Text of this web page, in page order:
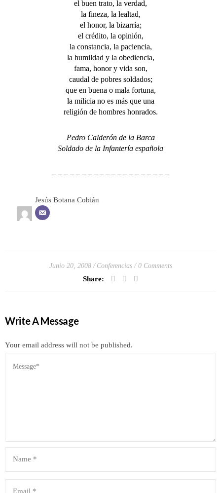
el buen trato, la verdad,
la fineza, la lealtad,
el honor, la bizarría;
el crédito, la opinión,
la constancia, la paciencia,
la humildad y la obediencia,
fama, honor y vida son,
caudal de pobres soldados;
que en buena o mala fortuna,
la milicia no es más que una
religión de hombres honrados.
Pedro Calderón de la Barca
Soldado de la Infantería española
– – – – – – – – – – – – – – – – – – – –
Jesús Botana Cobián
Junio 20, 2008 Conferencias 0 Comments
Share:
Write A Message
Your email address will not be published.